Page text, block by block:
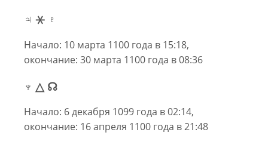
♃ ⚹ ♇
Начало: 10 марта 1100 года в 15:18,
окончание: 30 марта 1100 года в 08:36
♆ △ ☊
Начало: 6 декабря 1099 года в 02:14,
окончание: 16 апреля 1100 года в 21:48